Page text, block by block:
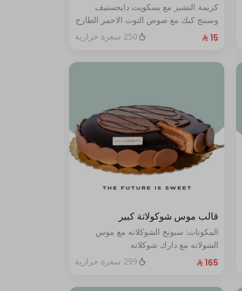
كريمة التشيز مع بسكويت دايجستيف
وسبنج كيك مع صوص التوت الاحمر الطازج
250 سعرة حرارية
قالب موس شوكولاتة كبير
المكونات: سبونج الشوكلاته مع موس
الشولاته مع دارك شوكلاته
الحجم:كبير يكفي ١٢ أشخاص"
299 سعرة حرارية